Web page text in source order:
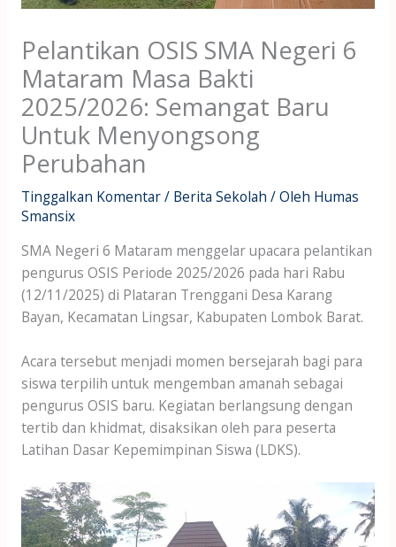
Pelantikan OSIS SMA Negeri 6
Mataram Masa Bakti
2025/2026: Semangat Baru
Untuk Menyongsong
Perubahan
Tinggalkan Komentar/ Berita Sekolah / Oleh Humas
Smansix
SMA Negeri 6 Mataram menggelar upacara pelantikan
pengurus OSIS Periode 2025/2026 pada hari Rabu
(12/11/2025) di Plataran Trenggani Desa Karang
Bayan, Kecamatan Lingsar, Kabupaten Lombok Barat.
Acara tersebut menjadi momen bersejarah bagi para
siswa terpilih untuk mengemban amanah sebagai
pengurus OSIS baru. Kegiatan berlangsung dengan
tertib dan khidmat, disaksikan oleh para peserta
Latihan Dasar Kepemimpinan Siswa (LDKS).